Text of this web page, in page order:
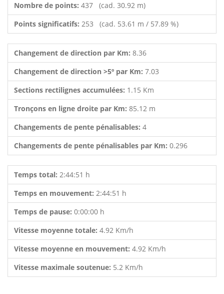
Nombre de points: 437 (cad. 30.92 m)
Points significatifs: 253 (cad. 53.61 m / 57.89 %)
Changement de direction par Km: 8.36
Changement de direction >5º par Km: 7.03
Sections rectilignes accumulées: 1.15 Km
Tronçons en ligne droite par Km: 85.12 m
Changements de pente pénalisables: 4
Changements de pente pénalisables par Km: 0.296
Temps total: 2:44:51 h
Temps en mouvement: 2:44:51 h
Temps de pause: 0:00:00 h
Vitesse moyenne totale: 4.92 Km/h
Vitesse moyenne en mouvement: 4.92 Km/h
Vitesse maximale soutenue: 5.2 Km/h